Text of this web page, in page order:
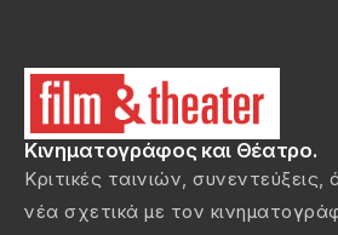
Κινηματογράφος και Θέατρο.
Κριτικές ταινιών, συνεντεύξεις,
νέα σχετικά με τον